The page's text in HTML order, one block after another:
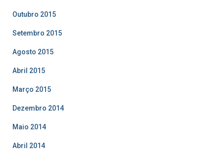
Outubro 2015
Setembro 2015
Agosto 2015
Abril 2015
Março 2015
Dezembro 2014
Maio 2014
Abril 2014